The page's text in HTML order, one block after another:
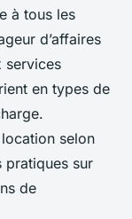
: des
à tous les
d’affaires
services
en types de
selon
pratiques sur
de